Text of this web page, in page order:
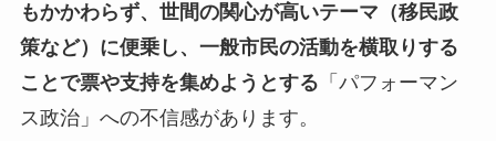
もかかわらず、世間の関心が高いテーマ（移民政
策など）に便乗し、一般市民の活動を横取りする
ことで票や支持を集めようとする 「パフォーマン
ス政治」への不信感があります。